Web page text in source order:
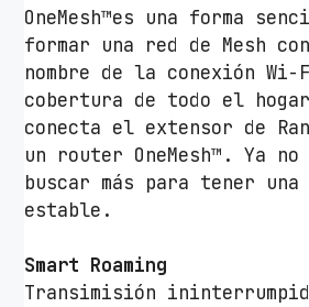
OneMesh™es una forma
formar una red de Mesh
nombre de la conexión
cobertura de todo el
conecta el extensor de
un router OneMesh™. Ya
buscar más para tener una
estable.
Smart Roaming
Transimisión